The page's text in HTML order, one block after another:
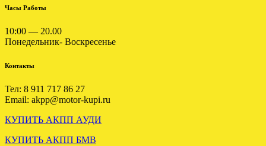
ХЕНДАЙ ТУССАН 2.0
.
ВАРИАТОР АУДИ А6 С6
Часы Работы
10:00 — 20.00
Понедельник- Воскресенье
Контакты
Тел: 8 911 717 86 27
Email: akpp@motor-kupi.ru
КУПИТЬ АКПП АУДИ
КУПИТЬ АКПП БМВ